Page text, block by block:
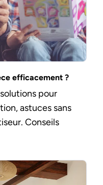
efficacement ?
pour
astuces sans
Conseils